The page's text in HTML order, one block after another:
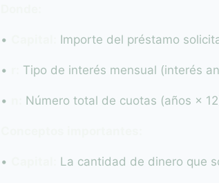
• Importe del préstamo
• Tipo de interés mensual (interés
• Número total de cuotas (años ×
• La cantidad de dinero que